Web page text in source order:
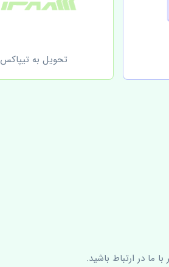
تحویل به تیپاکس
ما در ارتباط باشید.